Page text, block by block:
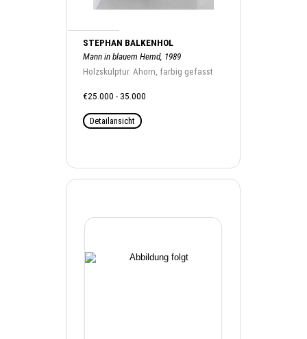
STEPHAN BALKENHOL
Mann in blauem Hemd, 1989
Holzskulptur. Ahorn, farbig gefasst
€25.000 - 35.000
Detailansicht